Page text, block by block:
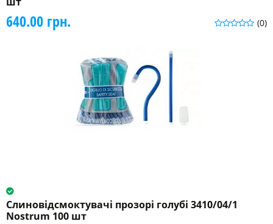
(0)
640.00 грн.
Слиновідсмоктувачі прозорі голубі 3410/04/1
Nostrum 100 шт